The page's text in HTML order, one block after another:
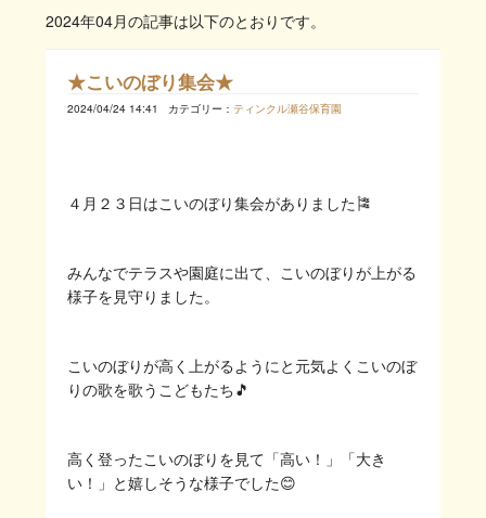
2024年04月の記事は以下のとおりです。
★こいのぼり集会★
2024/04/24 14:41 カテゴリー： ティンクル瀬谷保育園
４月２３日はこいのぼり集会がありました🎏
みんなでテラスや園庭に出て、こいのぼりが上がる
様子を見守りました。
こいのぼりが高く上がるようにと元気よくこいのぼ
りの歌を歌うこどもたち🎵
高く登ったこいのぼりを見て「高い！」「大き
い！」と嬉しそうな様子でした😊